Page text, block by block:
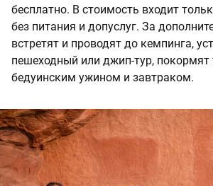
бесплатно. В стоимость входит
без питания и допуслуг. За
встретят и проводят до кемпинга,
пешеходный или джип-тур,
бедуинским ужином и завтраком.